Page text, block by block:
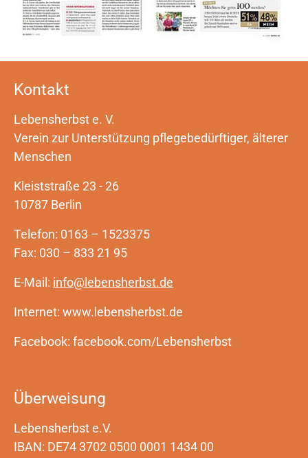
Kontakt
Lebensherbst e. V.
Verein zur Unterstützung pflegebedürftiger, älterer
Menschen
Kleiststraße 23 - 26
10787 Berlin
Telefon: 0163 – 1523375
Fax: 030 – 833 21 95
E-Mail: info@lebensherbst.de
Internet: www.lebensherbst.de
Facebook: facebook.com/Lebensherbst
Überweisung
Lebensherbst e.V.
IBAN: DE74 3702 0500 0001 1434 00